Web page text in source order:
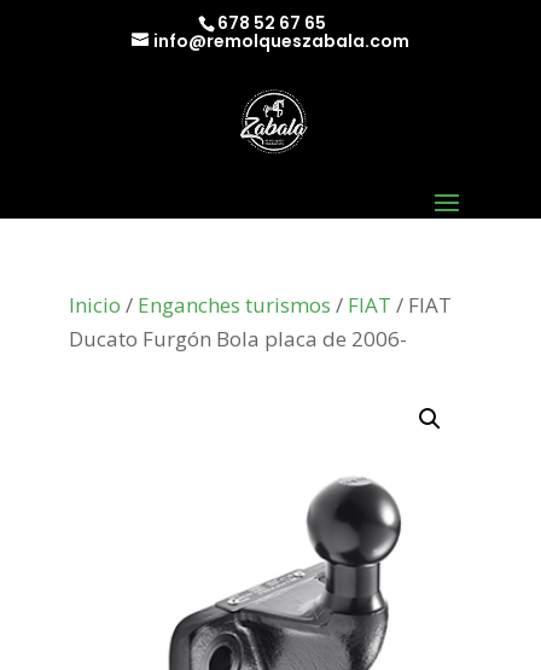
678 52 67 65
info@remolqueszabala.com
Inicio / Enganches turismos / FIAT / FIAT
Ducato Furgón Bola placa de 2006-